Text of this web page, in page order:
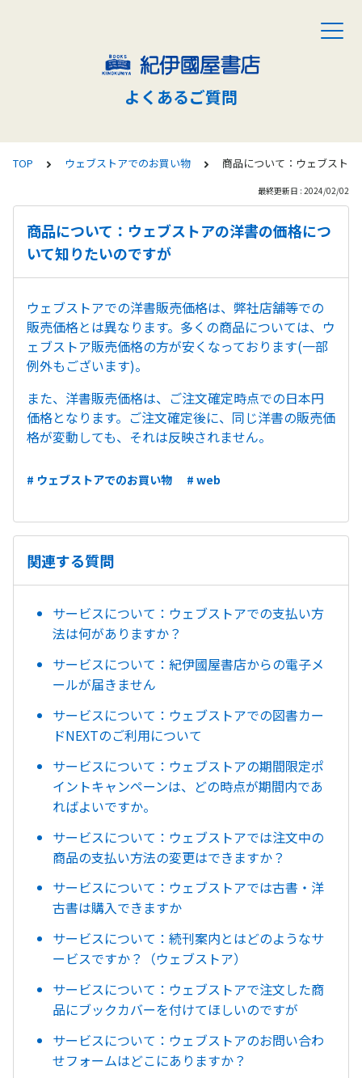
よくあるご質問
TOP ウェブストアでのお買い物 商品について：ウェブスト
最終更新日 : 2024/02/02
商品について：ウェブストアの洋書の価格につ
いて知りたいのですが
ウェブストアでの洋書販売価格は、弊社店舗等での
販売価格とは異なります。多くの商品については、ウ
ェブストア販売価格の方が安くなっております(一部
例外もございます)。
また、洋書販売価格は、ご注文確定時点での日本円
価格となります。ご注文確定後に、同じ洋書の販売価
格が変動しても、それは反映されません。
# ウェブストアでのお買い物 # web
関連する質問
サービスについて：ウェブストアでの支払い方
法は何がありますか？
サービスについて：紀伊國屋書店からの電子メ
ールが届きません
サービスについて：ウェブストアでの図書カー
ドNEXTのご利用について
サービスについて：ウェブストアの期間限定ポ
イントキャンペーンは、どの時点が期間内であ
ればよいですか。
サービスについて：ウェブストアでは注文中の
商品の支払い方法の変更はできますか？
サービスについて：ウェブストアでは古書・洋
古書は購入できますか
サービスについて：続刊案内とはどのようなサ
ービスですか？（ウェブストア）
サービスについて：ウェブストアで注文した商
品にブックカバーを付けてほしいのですが
サービスについて：ウェブストアのお問い合わ
せフォームはどこにありますか？